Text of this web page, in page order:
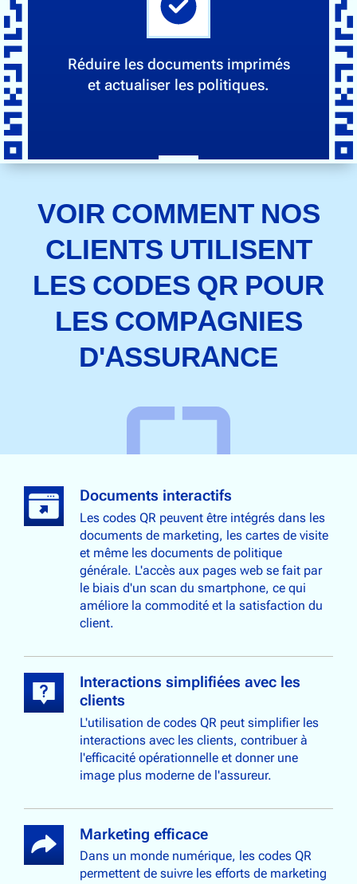
Réduire les documents imprimés
et actualiser les politiques.
VOIR COMMENT NOS
CLIENTS UTILISENT
LES CODES QR POUR
LES COMPAGNIES
D'ASSURANCE
Documents interactifs
Les codes QR peuvent être intégrés dans les
documents de marketing, les cartes de visite
et même les documents de politique
générale. L'accès aux pages web se fait par
le biais d'un scan du smartphone, ce qui
améliore la commodité et la satisfaction du
client.
Interactions simplifiées avec les
clients
L'utilisation de codes QR peut simplifier les
interactions avec les clients, contribuer à
l'efficacité opérationnelle et donner une
image plus moderne de l'assureur.
Marketing efficace
Dans un monde numérique, les codes QR
permettent de suivre les efforts de marketing